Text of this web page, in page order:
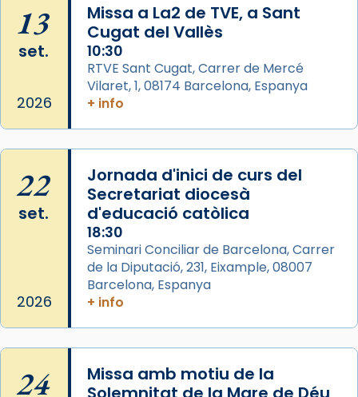
L’arquebisbe de Barcelona, el cardenal Joan
Josep Omella, ha presidit la missa i l’ha
concelebrat el bisbe auxiliar de Barcelona,
Mons. David Abadías.
📸 Dr. G. Simón
Arquebisbat de Barcelona
2 weeks ago
Memòria de les santes Juliana i
Semproniana, verges i màrtirs.
Acompanyant la història de sant Cugat, a
eterna”) són deixebles seves. I l’any 1667, el
13
set.
2026
Missa a La2 de TVE, a Sant
Cugat del Vallès
10:30
RTVE Sant Cugat, Carrer de Mercé
Vilaret, 1, 08174 Barcelona, Espanya
+ info
22
set.
2026
Jornada d'inici de curs del
Secretariat diocesà
d'educació catòlica
18:30
Seminari Conciliar de Barcelona, Carrer
de la Diputació, 231, Eixample, 08007
Barcelona, Espanya
+ info
24
Missa amb motiu de la